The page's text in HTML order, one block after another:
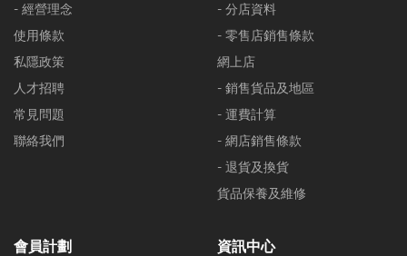
- 經營理念
使用條款
私隱政策
人才招聘
常見問題
聯絡我們
- 分店資料
- 零售店銷售條款
網上店
- 銷售貨品及地區
- 運費計算
- 網店銷售條款
- 退貨及換貨
貨品保養及維修
會員計劃 資訊中心